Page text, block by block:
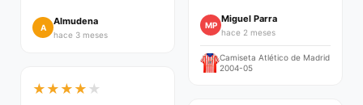
A
Almudena
hace 3 meses
★ ★ ★ ★ ★
MP
Miguel Parra
hace 2 meses
Camiseta Atlético de Madrid
2004-05